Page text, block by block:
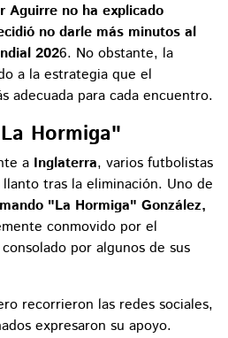
Aguirre no ha explicado
no darle más minutos al
2026. No obstante, la
a la estrategia que el
adecuada para cada encuentro.
Hormiga"
a Inglaterra, varios futbolistas
tras la eliminación. Uno de
"La Hormiga" González,
conmovido por el
por algunos de sus
recorrieron las redes sociales,
expresaron su apoyo.